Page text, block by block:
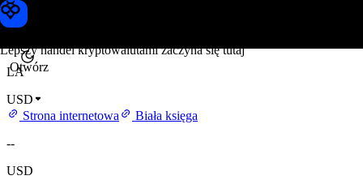
Lepszy handel kryptowalutami zaczyna się tutaj
Otwórz
Cena Lagrange
LA
USD
Strona internetowa
Biała księga
--
USD